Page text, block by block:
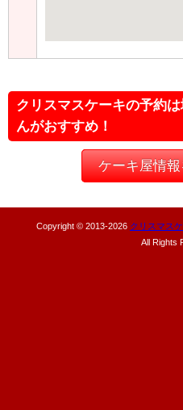
クリスマスケーキの予約
んがおすすめ！
ケーキ屋情
Copyright © 2013-2026 クリスマス
All Rights